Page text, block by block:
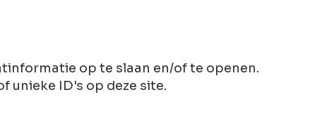
op te slaan en/of te openen.
unieke ID's op deze site.